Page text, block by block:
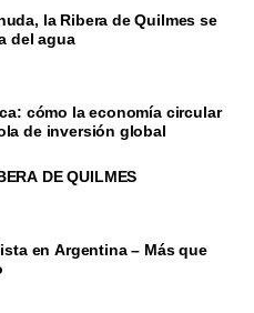
la Ribera de Quilmes se
del agua
cómo la economía circular
de inversión global
DE QUILMES
en Argentina – Más que